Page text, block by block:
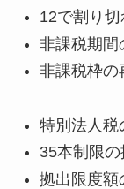
12で割り
非課税期間
非課税枠の
特別法人税
35本制限
拠出限度額